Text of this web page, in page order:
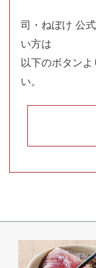
司・ねぼけ 公
い方は
以下のボタン
い。